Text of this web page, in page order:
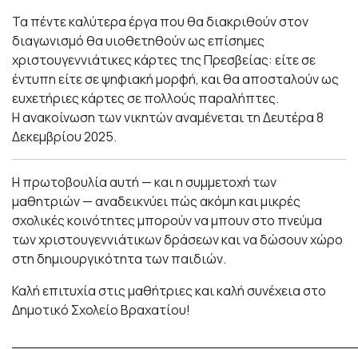
Τα πέντε καλύτερα έργα που θα διακριθούν στον
διαγωνισμό θα υιοθετηθούν ως επίσημες
χριστουγεννιάτικες κάρτες της Πρεσβείας: είτε σε
έντυπη είτε σε ψηφιακή μορφή, και θα αποσταλούν ως
ευχετήριες κάρτες σε πολλούς παραλήπτες.
Η ανακοίνωση των νικητών αναμένεται τη Δευτέρα 8
Δεκεμβρίου 2025.
Η πρωτοβουλία αυτή — και η συμμετοχή των
μαθητριών — αναδεικνύει πώς ακόμη και μικρές
σχολικές κοινότητες μπορούν να μπουν στο πνεύμα
των χριστουγεννιάτικων δράσεων και να δώσουν χώρο
στη δημιουργικότητα των παιδιών.
Καλή επιτυχία στις μαθήτριες και καλή συνέχεια στο
Δημοτικό Σχολείο Βραχατίου!